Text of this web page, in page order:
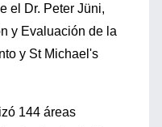
el Dr. Peter Jüni,
y Evaluación de la
y St Michael's
144 áreas